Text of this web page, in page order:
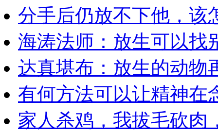
分手后仍放不下他，该
海涛法师：放生可以找
达真堪布：放生的动物
有何方法可以让精神在
家人杀鸡，我拔毛砍肉